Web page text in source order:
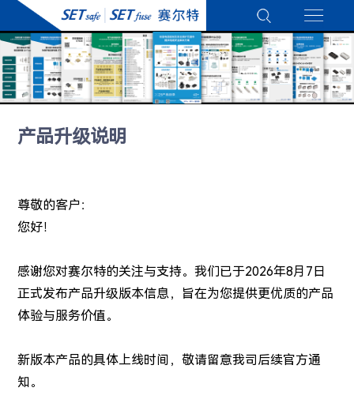
产品升级说明
尊敬的客户：
您好！
感谢您对赛尔特的关注与支持。我们已于2026年8月7日
正式发布产品升级版本信息，旨在为您提供更优质的产品
体验与服务价值。
新版本产品的具体上线时间，敬请留意我司后续官方通
知。